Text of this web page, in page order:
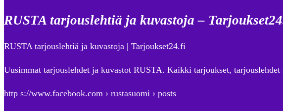
RUSTA tarjouslehtiä ja kuvastoja –
RUSTA tarjouslehtiä ja kuvastoja | Tarjoukset24.fi
Uusimmat tarjouslehdet ja kuvastot RUSTA. Kaikki tarjoukset,
http s://www.facebook.com › rustasuomi › posts